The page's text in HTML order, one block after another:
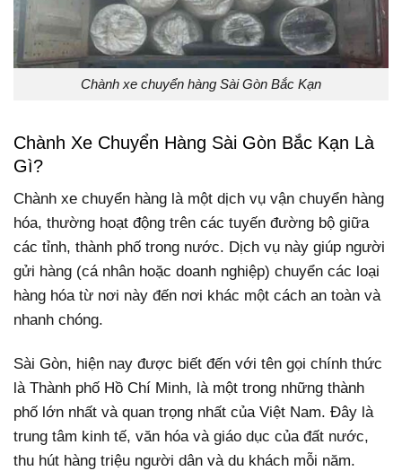
Chành xe chuyển hàng Sài Gòn Bắc Kạn
Chành Xe Chuyển Hàng Sài Gòn Bắc Kạn Là
Gì?
Chành xe chuyển hàng là một dịch vụ vận chuyển hàng
hóa, thường hoạt động trên các tuyến đường bộ giữa
các tỉnh, thành phố trong nước. Dịch vụ này giúp người
gửi hàng (cá nhân hoặc doanh nghiệp) chuyển các loại
hàng hóa từ nơi này đến nơi khác một cách an toàn và
nhanh chóng.
Sài Gòn, hiện nay được biết đến với tên gọi chính thức
là Thành phố Hồ Chí Minh, là một trong những thành
phố lớn nhất và quan trọng nhất của Việt Nam. Đây là
trung tâm kinh tế, văn hóa và giáo dục của đất nước,
thu hút hàng triệu người dân và du khách mỗi năm.